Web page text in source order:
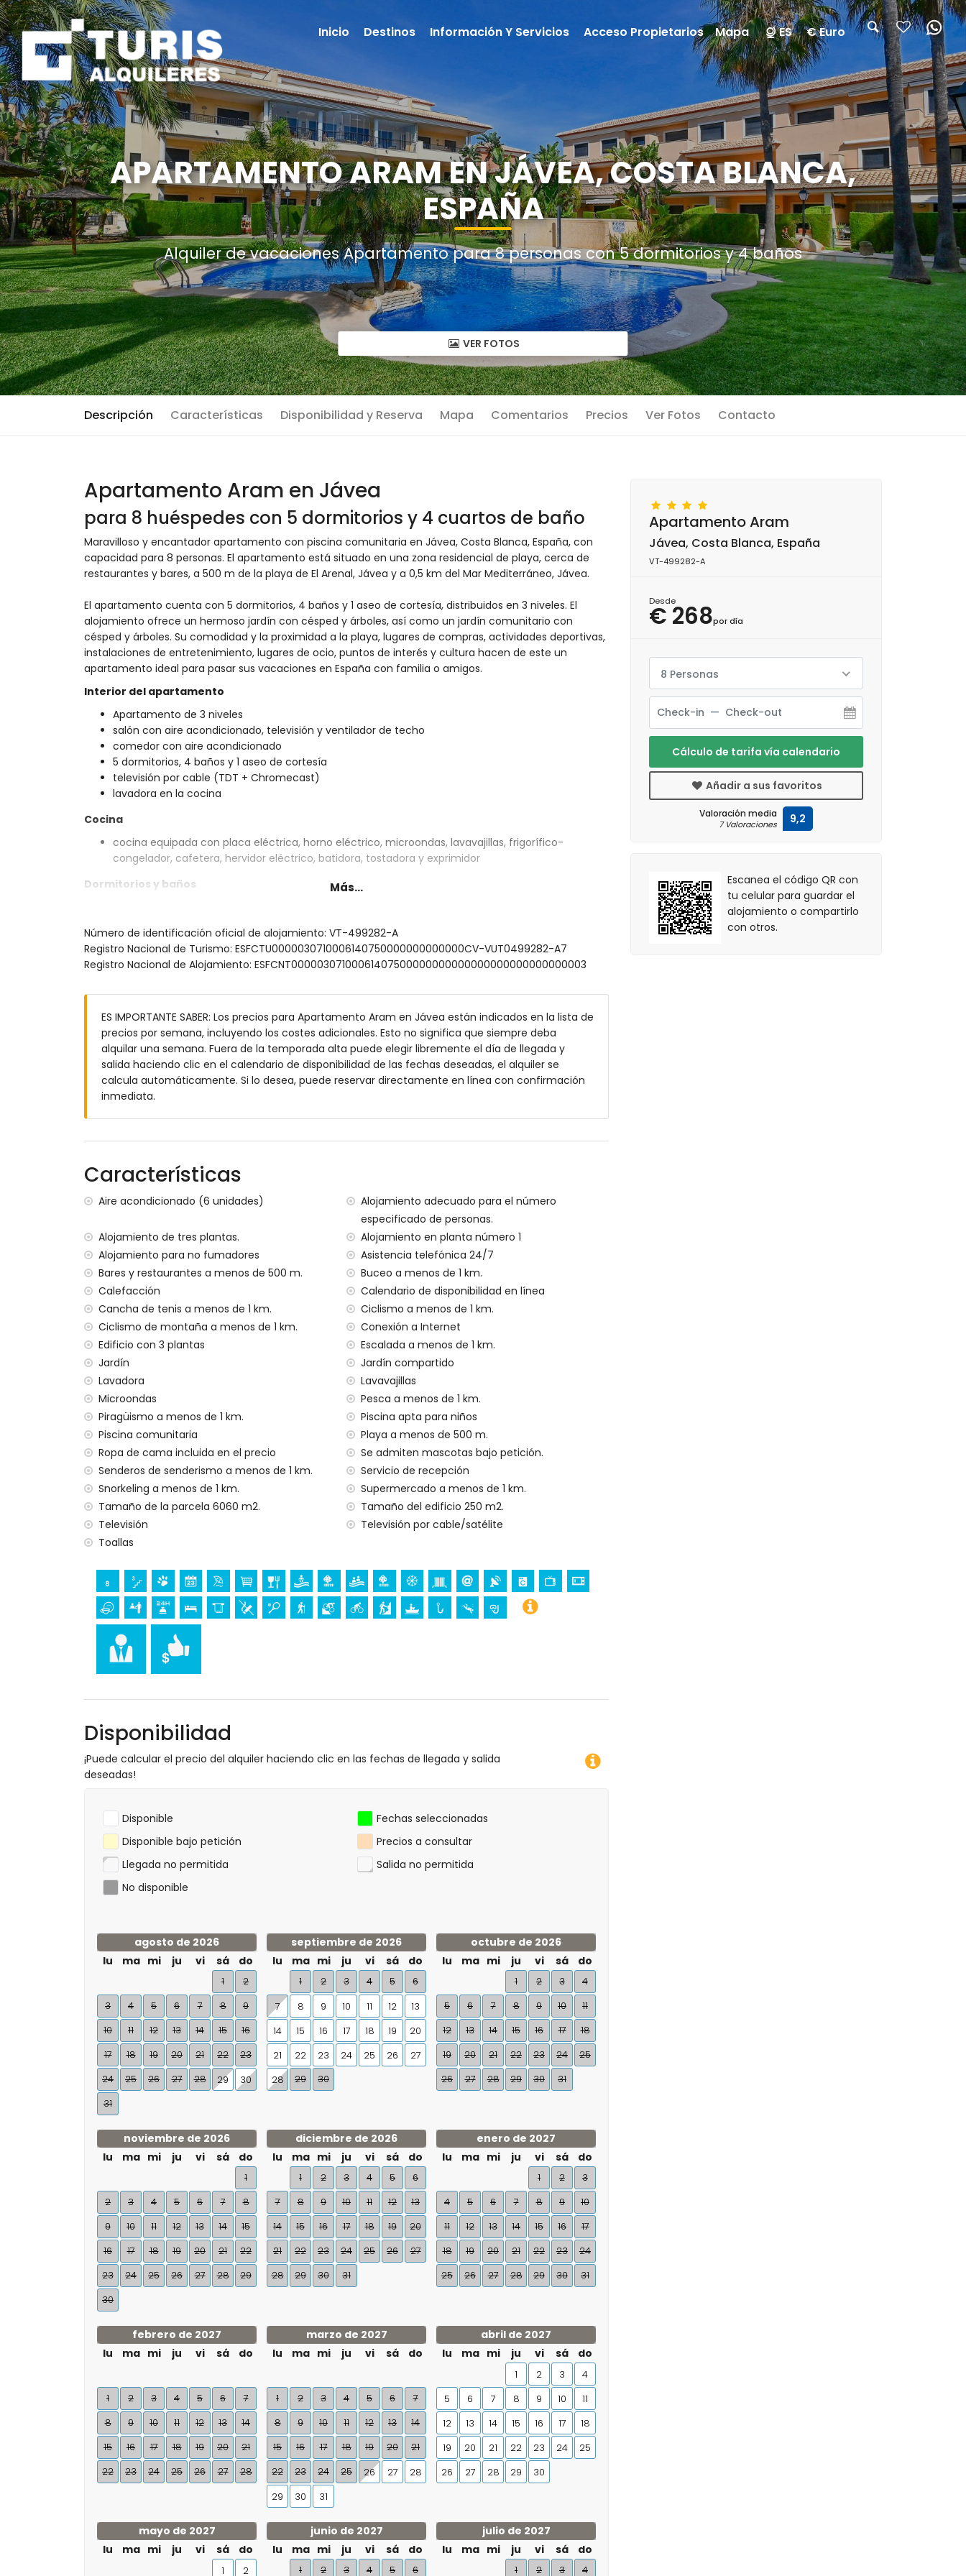
APARTAMENTO ARAM EN JÁVEA, COSTA BLANCA,
ESPAÑA
Alquiler de vacaciones Apartamento para 8 personas con 5 dormitorios y 4 baños
VER FOTOS
Descripción Características Disponibilidad y Reserva Mapa Comentarios Precios Ver Fotos Contacto
Apartamento Aram en Jávea
para 8 huéspedes con 5 dormitorios y 4 cuartos de baño
Maravilloso y encantador apartamento con piscina comunitaria en Jávea, Costa Blanca, España, con
capacidad para 8 personas. El apartamento está situado en una zona residencial de playa, cerca de
restaurantes y bares, a 500 m de la playa de El Arenal, Jávea y a 0,5 km del Mar Mediterráneo, Jávea.
El apartamento cuenta con 5 dormitorios, 4 baños y 1 aseo de cortesía, distribuidos en 3 niveles. El
alojamiento ofrece un hermoso jardín con césped y árboles, así como un jardín comunitario con
césped y árboles. Su comodidad y la proximidad a la playa, lugares de compras, actividades deportivas,
instalaciones de entretenimiento, lugares de ocio, puntos de interés y cultura hacen de este un
apartamento ideal para pasar sus vacaciones en España con familia o amigos.
Interior del apartamento
Apartamento de 3 niveles
salón con aire acondicionado, televisión y ventilador de techo
comedor con aire acondicionado
5 dormitorios, 4 baños y 1 aseo de cortesía
televisión por cable (TDT + Chromecast)
lavadora en la cocina
Cocina
cocina equipada con placa eléctrica, horno eléctrico, microondas, lavavajillas, frigorífico-
congelador, cafetera, hervidor eléctrico, batidora, tostadora y exprimidor
Dormitorios y baños
dormitorio con aire acondicionado, cama queen-size (200 x 150 cm) y ventilador
dormitorio con aire acondicionado, cama individual (200 x 90 cm), ventilador y baño en suite
dormitorio con aire acondicionado, 2 camas individuales (190 x 90 cm) y ventilador
baño en suite con lavabo individual, ducha y WC
baño con lavabo individual, ducha y WC
Exterior del apartamento
parcela grande y cerrada
piscina comunitaria en forma de laguna
jardín comunitario con césped y árboles
2 terrazas, incluyendo 1 cubierta
ducha exterior
zona de estar exterior y comedor exterior
espacio de garaje comunitario
Más información
pueblo más cercano: Jávea (a menos de 1000 metros del apartamento)
ribera o costa más cercana: Mar Mediterráneo, Jávea (a menos de 500 metros del apartamento)
playa más cercana: El Arenal, Jávea (a menos de 500 metros del apartamento)
puerto más cercano: Nou Fontana (a menos de 1000 metros del apartamento)
parque más cercano: Montgó (a menos de 3 kilómetros del apartamento)
aeropuerto más cercano: Alicante (a menos de 100 kilómetros del apartamento)
segundo aeropuerto más cercano: Valencia (> 100 kilómetros)
prohibido fumar
consultar si se permiten mascotas
El alojamiento es muy adecuado para familias con niños
Instalaciones y servicios incluidos en el precio del alquiler del apartamento
internet (WiFi)
plancha y tabla de planchar
ropa de cama y toallas
servicio de recepción y servicio de emergencia 24 horas
calefacción por suelo radiante y aire acondicionado
Instalaciones y servicios con coste adicional
Entretenimiento y actividades de ocio para sus vacaciones en Jávea, Costa Blanca
discoteca, bar, paseo marítimo (El Arenal y Jávea) (a menos de 1000 metros de la casa)
cine (a menos de 5 kilómetros de la casa)
Lugares de interés y cultura en Jávea, Costa Blanca
museo (Histórico de Jávea, Jávea), iglesia (Virgen de Loreto, Puerto, Jávea), ruina (Molinos de
castillo (Portal de la Vila y Denia) (a menos de 25 kilómetros del alojamiento)
Deportes
tenis, senderismo, ciclismo de montaña, ciclismo, escalada, canotaje, pesca, buceo y snorkel (a
Más...
Número de identificación oficial de alojamiento: VT-499282-A
Registro Nacional de Turismo: ESFCTU0000030710006140750000000000000CV-VUT0499282-A7
Registro Nacional de Alojamiento: ESFCNT00000307100061407500000000000000000000000000003
ES IMPORTANTE SABER: Los precios para Apartamento Aram en Jávea están indicados en la lista de
precios por semana, incluyendo los costes adicionales. Esto no significa que siempre deba
alquilar una semana. Fuera de la temporada alta puede elegir libremente el día de llegada y
salida haciendo clic en el calendario de disponibilidad de las fechas deseadas, el alquiler se
calcula automáticamente. Si lo desea, puede reservar directamente en línea con confirmación
inmediata.
Características
Aire acondicionado (6 unidades)
Alojamiento adecuado para el número
especificado de personas.
Alojamiento de tres plantas.
Alojamiento en planta número 1
Alojamiento para no fumadores
Asistencia telefónica 24/7
Bares y restaurantes a menos de 500 m.
Buceo a menos de 1 km.
Calefacción
Calendario de disponibilidad en línea
Cancha de tenis a menos de 1 km.
Ciclismo a menos de 1 km.
Ciclismo de montaña a menos de 1 km.
Conexión a Internet
Edificio con 3 plantas
Escalada a menos de 1 km.
Jardín
Jardín compartido
Lavadora
Lavavajillas
Microondas
Pesca a menos de 1 km.
Piragüismo a menos de 1 km.
Piscina apta para niños
Piscina comunitaria
Playa a menos de 500 m.
Ropa de cama incluida en el precio
Se admiten mascotas bajo petición.
Senderos de senderismo a menos de 1 km.
Servicio de recepción
Snorkeling a menos de 1 km.
Supermercado a menos de 1 km.
Tamaño de la parcela 6060 m2.
Tamaño del edificio 250 m2.
Televisión
Televisión por cable/satélite
Toallas
Disponibilidad
¡Puede calcular el precio del alquiler haciendo clic en las fechas de llegada y salida
deseadas!
Disponible
Fechas seleccionadas
Disponible bajo petición
Precios a consultar
Llegada no permitida
Salida no permitida
No disponible
agosto de 2026
lu
ma mi ju vi sá do
1
2
3
4 5 6 7 8
9
10
11 12 13 14 15
16
17
18 19 20 21 22
23
24
25 26 27 28 29
30
31
septiembre de 2026
lu
ma mi ju vi sá do
1 2 3 4 5 6
7 8 9 10 11 12
13
14
15 16 17 18 19
20
21
22 23 24 25 26
27
28
29 30
octubre de 2026
lu
ma mi ju vi sá do
1 2 3
4
5
6 7 8 9 10
11
12
13 14 15 16 17
18
19
20 21 22 23 24
25
26
27 28 29 30 31
noviembre de 2026
lu
ma mi ju vi sá do
1
2
3 4 5 6 7
8
9
10 11 12 13 14
15
16
17 18 19 20 21
22
23
24 25 26 27 28
29
30
diciembre de 2026
lu
ma mi ju vi sá do
1 2 3 4 5
6
7
8 9 10 11 12
13
14
15 16 17 18 19
20
21
22 23 24 25 26
27
28
29 30 31
enero de 2027
lu
ma mi ju vi sá do
1 2
3
4
5 6 7 8 9
10
11
12 13 14 15 16
17
18
19 20 21 22 23
24
25
26 27 28 29 30 31
febrero de 2027
lu
ma mi ju vi sá do
1 2 3 4 5 6
7
8
9 10 11 12 13
14
15
16 17 18 19 20
21
22
23 24 25 26 27 28
marzo de 2027
lu
ma mi ju vi sá do
1 2 3 4 5 6
7
8
9 10 11 12 13
14
15
16 17 18 19 20
21
22
23 24 25 26 27
28
29
30 31
abril de 2027
lu
ma mi ju vi sá do
1 2 3
4
5
6 7 8 9 10
11
12
13 14 15 16 17
18
19
20 21 22 23 24
25
26
27 28 29 30
mayo de 2027
lu
ma mi ju vi sá do
1 2
junio de 2027
lu
ma mi ju vi sá do
1 2 3 4 5 6
julio de 2027
lu
ma mi ju vi sá do
1 2 3 4
Apartamento Aram
Jávea, Costa Blanca, España
VT-499282-A
Desde
€ 268por día
8 Personas
Cálculo de tarifa vía calendario
Añadir a sus favoritos
Valoración media
7 Valoraciones 9,2
Escanea el código QR con
tu celular para guardar el
alojamiento o compartirlo
con otros.
Inicio Destinos Información Y Servicios Acceso Propietarios Mapa ES € Euro